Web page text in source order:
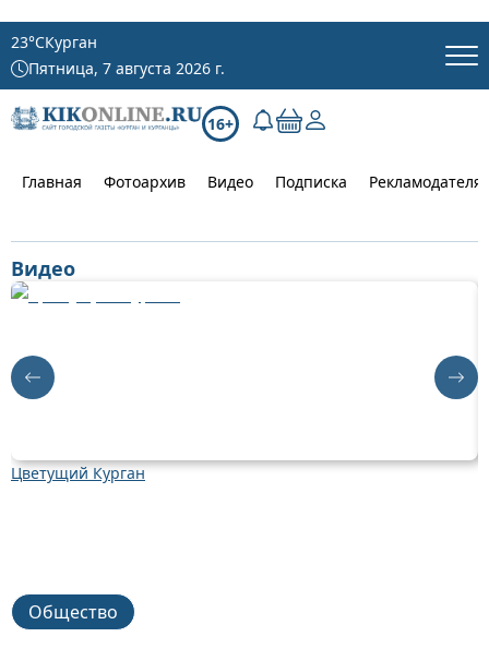
23°CКурган
Пятница, 7 августа 2026 г.
16+
Главная Фотоархив Видео Подписка
Видео
Цветущий Курган
Общество